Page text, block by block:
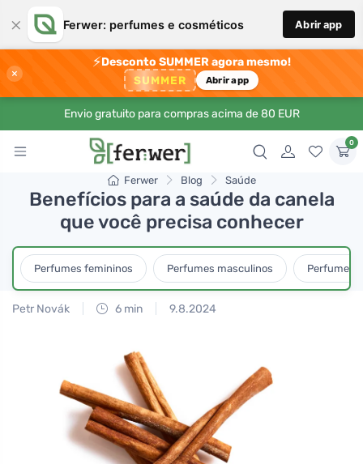
× Ferwer: perfumes e cosméticos Abrir app
×
⚡Desconto SUMMER agora mesmo!
SUMMER Abrir app
Envio gratuito para compras acima de 80 EUR
0
Ferwer Blog Saúde
Benefícios para a saúde da canela
que você precisa conhecer
Perfumes femininos Perfumes masculinos Perfumes
Petr Novák 6 min 9.8.2024